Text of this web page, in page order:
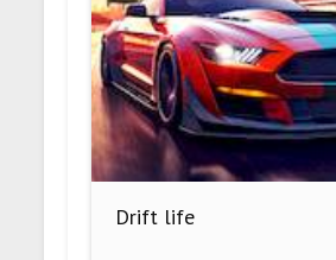
Drift life